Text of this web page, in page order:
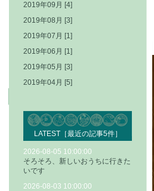
2019年09月 [4]
2019年08月 [3]
2019年07月 [1]
2019年06月 [1]
2019年05月 [3]
2019年04月 [5]
LATEST［最近の記事5件］
2026-08-05 10:00:00
そろそろ、新しいおうちに行きた
いです
2026-08-03 10:00:00